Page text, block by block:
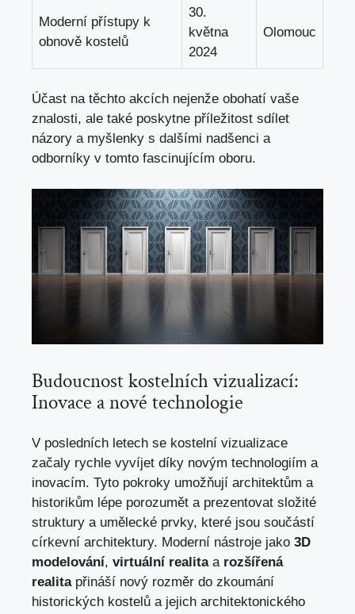
Moderní ⁢přístupy k
obnově kostelů
30.‍
května
2024
Olomouc
Účast na těchto‌ akcích⁢ nejenže obohatí vaše
znalosti, ale ⁣také poskytne příležitost sdílet
názory a myšlenky s dalšími nadšenci a‌
odborníky v tomto fascinujícím oboru.
Budoucnost kostelních‌ vizualizací:⁤
Inovace a nové⁣ technologie
V⁣ posledních letech se kostelní⁤ vizualizace⁣
začaly rychle vyvíjet díky novým technologiím a
inovacím. Tyto⁤ pokroky⁣ umožňují architektům a‌
historikům lépe ⁢porozumět a prezentovat složité​
struktury a umělecké prvky, které ‌jsou součástí
církevní architektury. Moderní nástroje jako​ 3D
modelování, virtuální realitaa rozšířená
realitapřináší nový rozměr‌ do zkoumání
historických ⁢kostelů a jejich architektonického‌